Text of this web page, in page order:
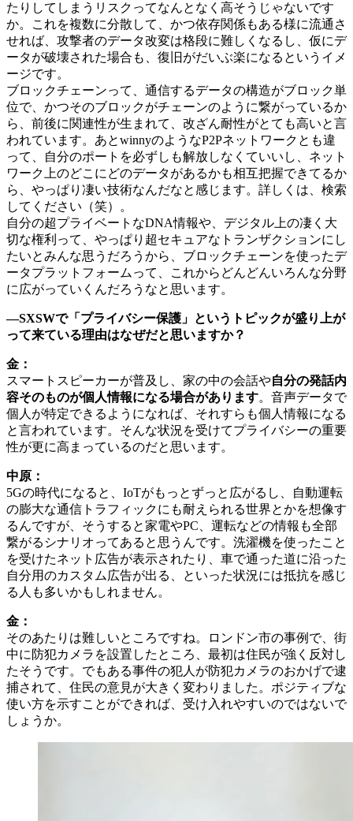
たりしてしまうリスクってなんとなく高そうじゃないです
か。これを複数に分散して、かつ依存関係もある様に流通さ
せれば、攻撃者のデータ改変は格段に難しくなるし、仮にデ
ータが破壊された場合も、復旧がだいぶ楽になるというイメ
ージです。
ブロックチェーンって、通信するデータの構造がブロック単
位で、かつそのブロックがチェーンのように繋がっているか
ら、前後に関連性が生まれて、改ざん耐性がとても高いと言
われています。あとwinnyのようなP2Pネットワークとも違
って、自分のポートを必ずしも解放しなくていいし、ネット
ワーク上のどこにどのデータがあるかも相互把握できてるか
ら、やっぱり凄い技術なんだなと感じます。詳しくは、検索
してください（笑）。
自分の超プライベートなDNA情報や、デジタル上の凄く大
切な権利って、やっぱり超セキュアなトランザクションにし
たいとみんな思うだろうから、ブロックチェーンを使ったデ
ータプラットフォームって、これからどんどんいろんな分野
に広がっていくんだろうなと思います。
―SXSWで「プライバシー保護」というトピックが盛り上が
って来ている理由はなぜだと思いますか？
金：
スマートスピーカーが普及し、家の中の会話や自分の発話内
容そのものが個人情報になる場合があります。音声データで
個人が特定できるようになれば、それすらも個人情報になる
と言われています。そんな状況を受けてプライバシーの重要
性が更に高まっているのだと思います。
中原：
5Gの時代になると、IoTがもっとずっと広がるし、自動運転
の膨大な通信トラフィックにも耐えられる世界とかを想像す
るんですが、そうすると家電やPC、運転などの情報も全部
繋がるシナリオってあると思うんです。洗濯機を使ったこと
を受けたネット広告が表示されたり、車で通った道に沿った
自分用のカスタム広告が出る、といった状況には抵抗を感じ
る人も多いかもしれません。
金：
そのあたりは難しいところですね。ロンドン市の事例で、街
中に防犯カメラを設置したところ、最初は住民が強く反対し
たそうです。でもある事件の犯人が防犯カメラのおかげで逮
捕されて、住民の意見が大きく変わりました。ポジティブな
使い方を示すことができれば、受け入れやすいのではないで
しょうか。